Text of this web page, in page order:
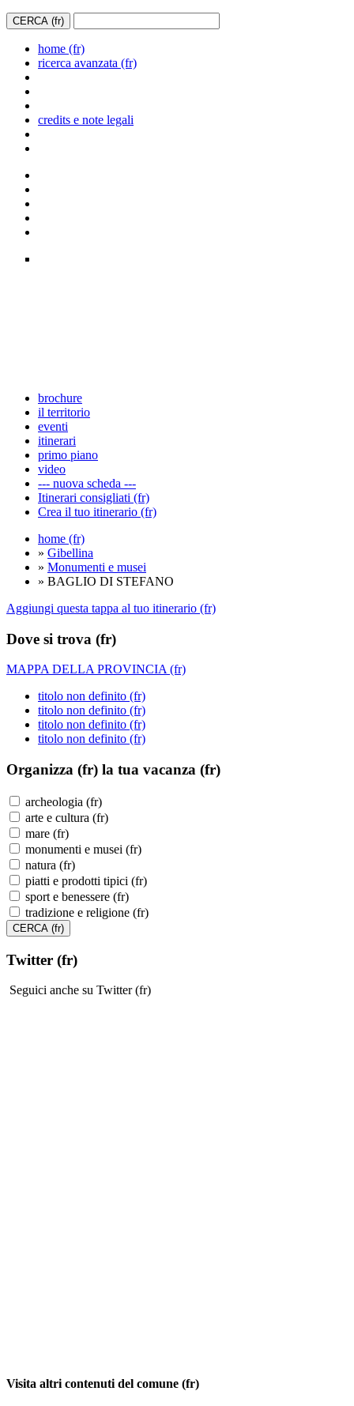
home (fr)
ricerca avanzata (fr)
credits e note legali
brochure
il territorio
eventi
itinerari
primo piano
video
--- nuova scheda ---
Itinerari consigliati (fr)
Crea il tuo itinerario (fr)
home (fr)
» Gibellina
» Monumenti e musei
» BAGLIO DI STEFANO
Aggiungi questa tappa al tuo itinerario (fr)
Dove si trova (fr)
MAPPA DELLA PROVINCIA (fr)
titolo non definito (fr)
titolo non definito (fr)
titolo non definito (fr)
titolo non definito (fr)
Organizza (fr) la tua vacanza (fr)
archeologia (fr)
arte e cultura (fr)
mare (fr)
monumenti e musei (fr)
natura (fr)
piatti e prodotti tipici (fr)
sport e benessere (fr)
tradizione e religione (fr)
Twitter (fr)
Seguici anche su Twitter (fr)
Visita altri contenuti del comune (fr)